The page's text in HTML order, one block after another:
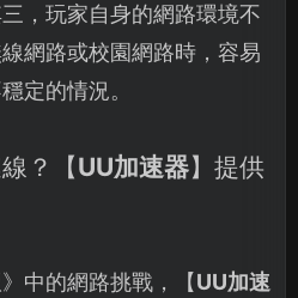
，玩家自身的網路環境不
網路或校園網路時，容易
定的情況。
？【UU加速器】提供
中的網路挑戰，【UU加速